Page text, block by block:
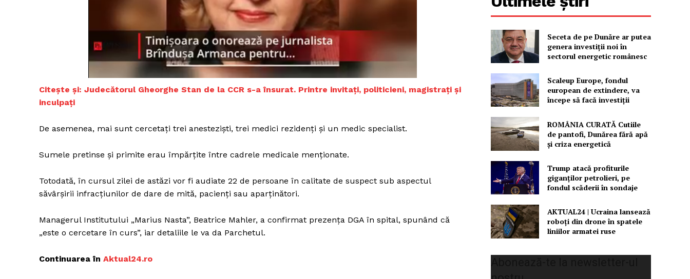
Un proiect
FREEDOM HOUSE
ROMÂNIA
PRESShub
Despre noi / Echipa
Citește și: Judecătorul Gheorghe Stan de la CCR s-a însurat. Printre invitați, politicieni, magistrați și
inculpați
De asemenea, mai sunt cercetați trei anesteziști, trei medici rezidenți și un medic specialist.
Sumele pretinse și primite erau împărțite între cadrele medicale menționate.
Totodată, în cursul zilei de astăzi vor fi audiate 22 de persoane în calitate de suspect sub aspectul
săvârșirii infracțiunilor de dare de mită, pacienți sau aparținători.
Managerul Institutului „Marius Nasta”, Beatrice Mahler, a confirmat prezența DGA în spital, spunând că
„este o cercetare în curs”, iar detaliile le va da Parchetul.
Continuarea în Aktual24.ro
Seceta de pe Dunăre ar putea
genera investiții noi în
sectorul energetic românesc
Scaleup Europe, fondul
european de extindere, va
începe să facă investiții
ROMÂNIA CURATĂ Cutiile
de pantofi, Dunărea fără apă
și criza energetică
Trump atacă profiturile
giganților petrolieri, pe
fondul scăderii în sondaje
AKTUAL24 | Ucraina lansează
roboți din drone în spatele
liniilor armatei ruse